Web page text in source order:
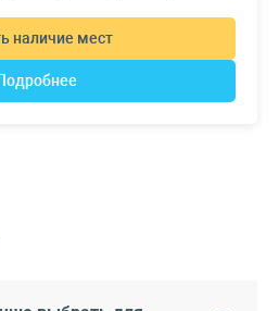
наличие мест